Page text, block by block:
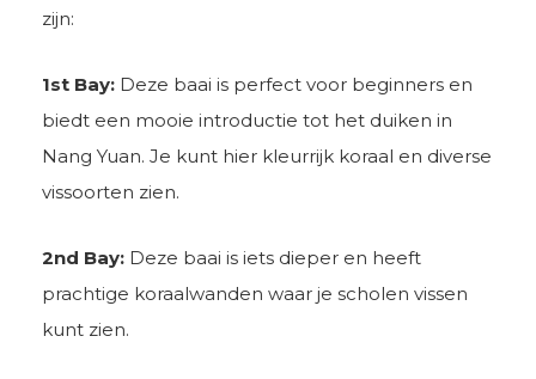
zijn:
1st Bay: Deze baai is perfect voor beginners en
biedt een mooie introductie tot het duiken in
Nang Yuan. Je kunt hier kleurrijk koraal en diverse
vissoorten zien.
2nd Bay: Deze baai is iets dieper en heeft
prachtige koraalwanden waar je scholen vissen
kunt zien.